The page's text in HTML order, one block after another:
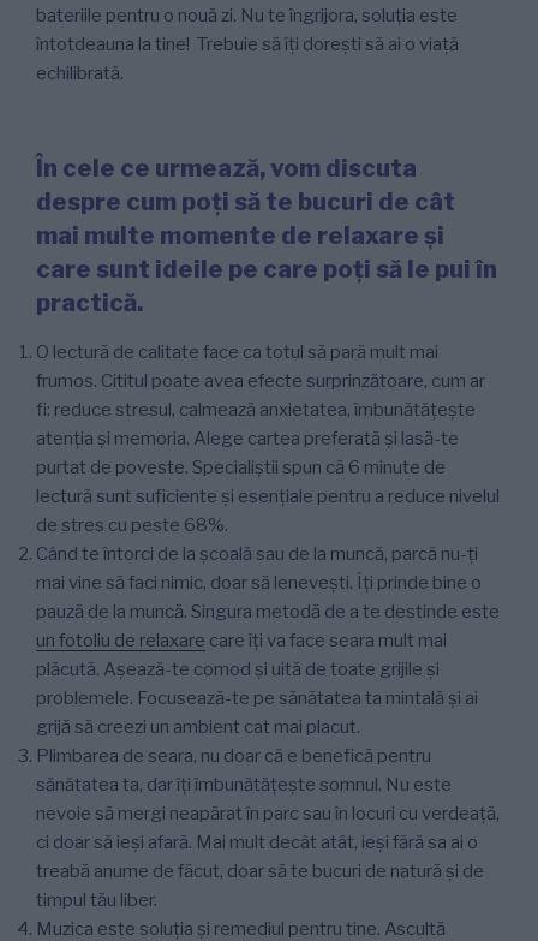
bateriile pentru o nouă zi. Nu te îngrijora, soluția este
întotdeauna la tine! Trebuie să îți dorești să ai o viață
echilibrată.
În cele ce urmează, vom discuta
despre cum poți să te bucuri de cât
mai multe momente de relaxare și
care sunt ideile pe care poți să le pui în
practică.
O lectură de calitate face ca totul să pară mult mai
frumos. Cititul poate avea efecte surprinzătoare, cum ar
fi: reduce stresul, calmează anxietatea, îmbunătățește
atenția și memoria. Alege cartea preferată și lasă-te
purtat de poveste. Specialiștii spun că 6 minute de
lectură sunt suficiente și esențiale pentru a reduce nivelul
de stres cu peste 68%.
Când te întorci de la școală sau de la muncă, parcă nu-ți
mai vine să faci nimic, doar să lenevești. Îți prinde bine o
pauză de la muncă. Singura metodă de a te destinde este
un fotoliu de relaxare care îți va face seara mult mai
plăcută. Așează-te comod și uită de toate grijile și
problemele. Focusează-te pe sănătatea ta mintală și ai
grijă să creezi un ambient cat mai placut.
Plimbarea de seara, nu doar că e benefică pentru
sănătatea ta, dar îți îmbunătățește somnul. Nu este
nevoie să mergi neapărat în parc sau în locuri cu verdeață,
ci doar să ieși afară. Mai mult decât atât, ieși fără sa ai o
treabă anume de făcut, doar să te bucuri de natură și de
timpul tău liber.
Muzica este soluția și remediul pentru tine. Ascultă